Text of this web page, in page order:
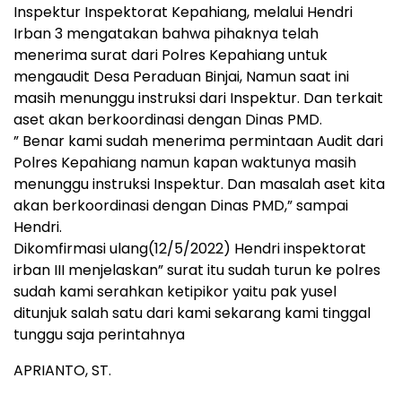
Inspektur Inspektorat Kepahiang, melalui Hendri
Irban 3 mengatakan bahwa pihaknya telah
menerima surat dari Polres Kepahiang untuk
mengaudit Desa Peraduan Binjai, Namun saat ini
masih menunggu instruksi dari Inspektur. Dan terkait
aset akan berkoordinasi dengan Dinas PMD.
” Benar kami sudah menerima permintaan Audit dari
Polres Kepahiang namun kapan waktunya masih
menunggu instruksi Inspektur. Dan masalah aset kita
akan berkoordinasi dengan Dinas PMD,” sampai
Hendri.
Dikomfirmasi ulang(12/5/2022) Hendri inspektorat
irban III menjelaskan” surat itu sudah turun ke polres
sudah kami serahkan ketipikor yaitu pak yusel
ditunjuk salah satu dari kami sekarang kami tinggal
tunggu saja perintahnya
APRIANTO, ST.